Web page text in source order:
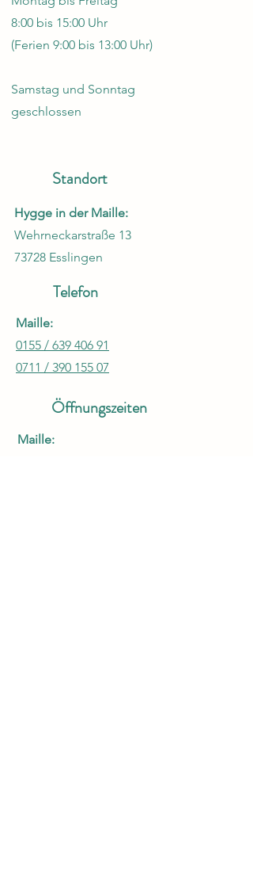
8:00 bis 15:00 Uhr
(Ferien 9:00 bis 13:00 Uhr)
Samstag und Sonntag
geschlossen
Standort
Hygge in der Maille:
Wehrneckarstraße 13
73728 Esslingen
Telefon
Maille:
0155 / 639 406 91
0711 / 390 155 07
Öffnungszeiten
Maille: